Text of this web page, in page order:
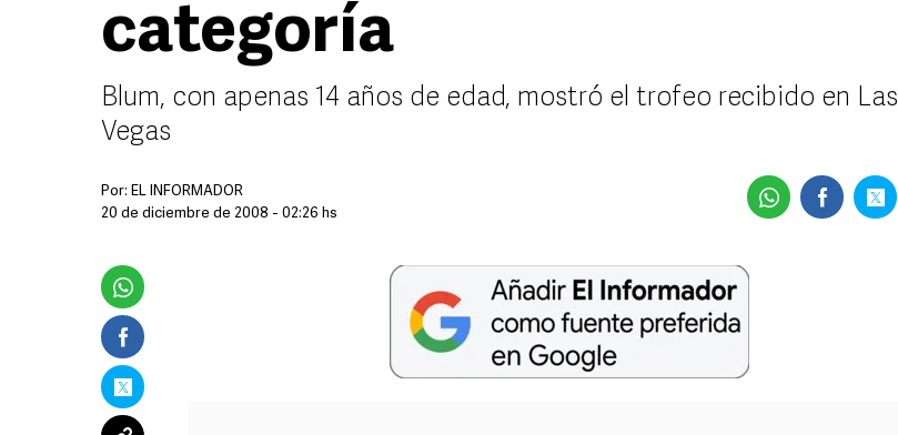
categoría
Blum, con apenas 14 años de edad, mostró el trofeo recibido en Las
Vegas
Por: EL INFORMADOR
20 de diciembre de 2008 - 02:26 hs